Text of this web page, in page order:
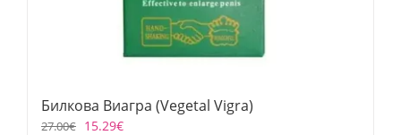
Билкова Виагра (Vegetal Vigra)
27.00€ 15.29€